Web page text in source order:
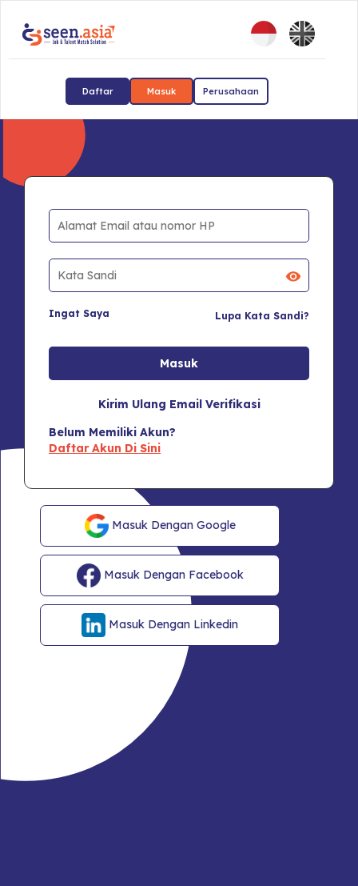
Daftar Masuk Perusahaan
Ingat Saya Lupa Kata Sandi?
Kirim Ulang Email Verifikasi
Belum Memiliki Akun?
Daftar Akun Di Sini
Masuk Dengan Google
Masuk Dengan Facebook
Masuk Dengan Linkedin